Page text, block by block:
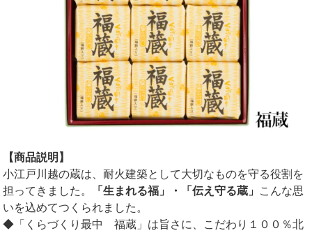
【商品説明】
小江戸川越の蔵は、耐火建築として大切なものを守る役割を
担ってきました。
「生まれる福」・「伝え守る蔵」 こんな思
いを込めてつくられました。
◆「くらづくり最中 福蔵」は旨さに、こだわり１００％北